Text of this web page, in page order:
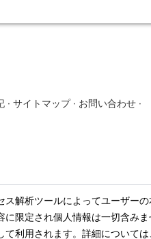
解析ツールによってユーザーの
限定され個人情報は一切含みま
利用されます。詳細については
· サイトマップ · お問い合わせ ·